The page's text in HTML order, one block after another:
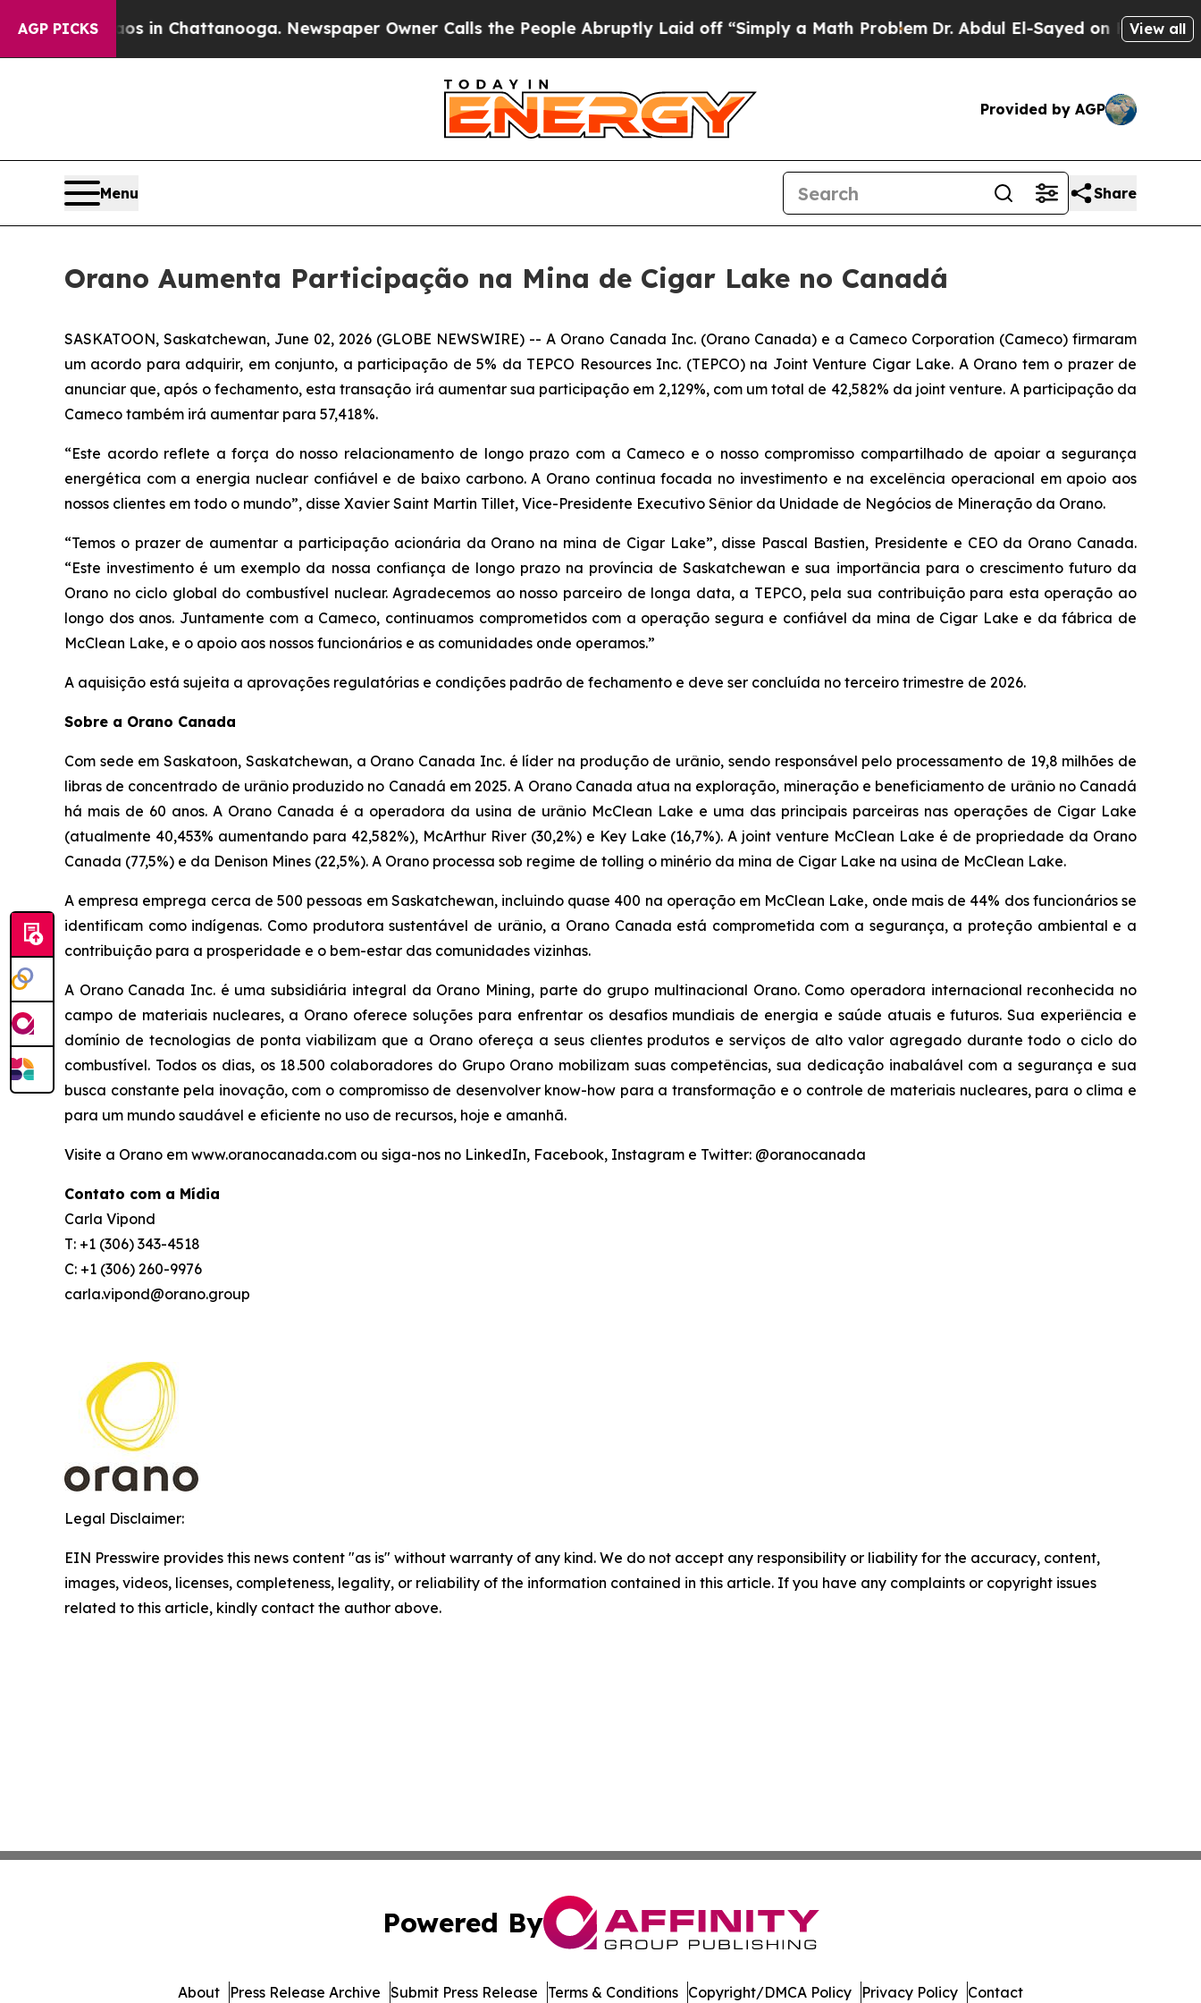
AGP PICKS
Chaos in Chattanooga. Newspaper Owner Calls the People Abruptly Laid off “Simply a Math ProblemDr. Abdul El-Sayed on Historic View all
Provided by AGP
Menu Share
Orano Aumenta Participação na Mina de Cigar Lake no Canadá
SASKATOON, Saskatchewan, June 02, 2026 (GLOBE NEWSWIRE) -- A Orano Canada Inc. (Orano Canada) e a Cameco Corporation (Cameco) firmaram
um acordo para adquirir, em conjunto, a participação de 5% da TEPCO Resources Inc. (TEPCO) na Joint Venture Cigar Lake. A Orano tem o prazer de
anunciar que, após o fechamento, esta transação irá aumentar sua participação em 2,129%, com um total de 42,582% da joint venture. A participação da
Cameco também irá aumentar para 57,418%.
“Este acordo reflete a força do nosso relacionamento de longo prazo com a Cameco e o nosso compromisso compartilhado de apoiar a segurança
energética com a energia nuclear confiável e de baixo carbono. A Orano continua focada no investimento e na excelência operacional em apoio aos
nossos clientes em todo o mundo”, disse Xavier Saint Martin Tillet, Vice-Presidente Executivo Sênior da Unidade de Negócios de Mineração da Orano.
“Temos o prazer de aumentar a participação acionária da Orano na mina de Cigar Lake”, disse Pascal Bastien, Presidente e CEO da Orano Canada.
“Este investimento é um exemplo da nossa confiança de longo prazo na província de Saskatchewan e sua importância para o crescimento futuro da
Orano no ciclo global do combustível nuclear. Agradecemos ao nosso parceiro de longa data, a TEPCO, pela sua contribuição para esta operação ao
longo dos anos. Juntamente com a Cameco, continuamos comprometidos com a operação segura e confiável da mina de Cigar Lake e da fábrica de
McClean Lake, e o apoio aos nossos funcionários e as comunidades onde operamos.”
A aquisição está sujeita a aprovações regulatórias e condições padrão de fechamento e deve ser concluída no terceiro trimestre de 2026.
Sobre a Orano Canada
Com sede em Saskatoon, Saskatchewan, a Orano Canada Inc. é líder na produção de urânio, sendo responsável pelo processamento de 19,8 milhões de
libras de concentrado de urânio produzido no Canadá em 2025. A Orano Canada atua na exploração, mineração e beneficiamento de urânio no Canadá
há mais de 60 anos. A Orano Canada é a operadora da usina de urânio McClean Lake e uma das principais parceiras nas operações de Cigar Lake
(atualmente 40,453% aumentando para 42,582%), McArthur River (30,2%) e Key Lake (16,7%). A joint venture McClean Lake é de propriedade da Orano
Canada (77,5%) e da Denison Mines (22,5%). A Orano processa sob regime de tolling o minério da mina de Cigar Lake na usina de McClean Lake.
A empresa emprega cerca de 500 pessoas em Saskatchewan, incluindo quase 400 na operação em McClean Lake, onde mais de 44% dos funcionários se
identificam como indígenas. Como produtora sustentável de urânio, a Orano Canada está comprometida com a segurança, a proteção ambiental e a
contribuição para a prosperidade e o bem-estar das comunidades vizinhas.
A Orano Canada Inc. é uma subsidiária integral da Orano Mining, parte do grupo multinacional Orano. Como operadora internacional reconhecida no
campo de materiais nucleares, a Orano oferece soluções para enfrentar os desafios mundiais de energia e saúde atuais e futuros. Sua experiência e
domínio de tecnologias de ponta viabilizam que a Orano ofereça a seus clientes produtos e serviços de alto valor agregado durante todo o ciclo do
combustível. Todos os dias, os 18.500 colaboradores do Grupo Orano mobilizam suas competências, sua dedicação inabalável com a segurança e sua
busca constante pela inovação, com o compromisso de desenvolver know-how para a transformação e o controle de materiais nucleares, para o clima e
para um mundo saudável e eficiente no uso de recursos, hoje e amanhã.
Visite a Orano em www.oranocanada.com ou siga-nos no LinkedIn, Facebook, Instagram e Twitter: @oranocanada
Contato com a Mídia
Carla Vipond
T: +1 (306) 343-4518
C: +1 (306) 260-9976
carla.vipond@orano.group
Legal Disclaimer:
EIN Presswire provides this news content "as is" without warranty of any kind. We do not accept any responsibility or liability for the accuracy, content,
images, videos, licenses, completeness, legality, or reliability of the information contained in this article. If you have any complaints or copyright issues
related to this article, kindly contact the author above.
Powered By
About Press Release Archive Submit Press Release Terms & Conditions Copyright/DMCA Policy Privacy Policy Contact